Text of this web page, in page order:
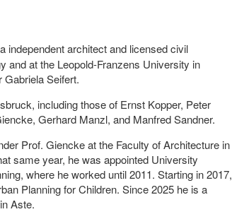
independent architect and licensed civil
and at the Leopold-Franzens University in
Seifert.
including those of Ernst Kopper, Peter
Gerhard Manzl, and Manfred Sandner.
Prof. Giencke at the Faculty of Architecture in
same year, he was appointed University
where he worked until 2011. Starting in 2017,
Planning for Children. Since 2025 he is a
Aste.